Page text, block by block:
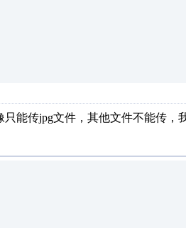
能传jpg文件，其他文件不能传